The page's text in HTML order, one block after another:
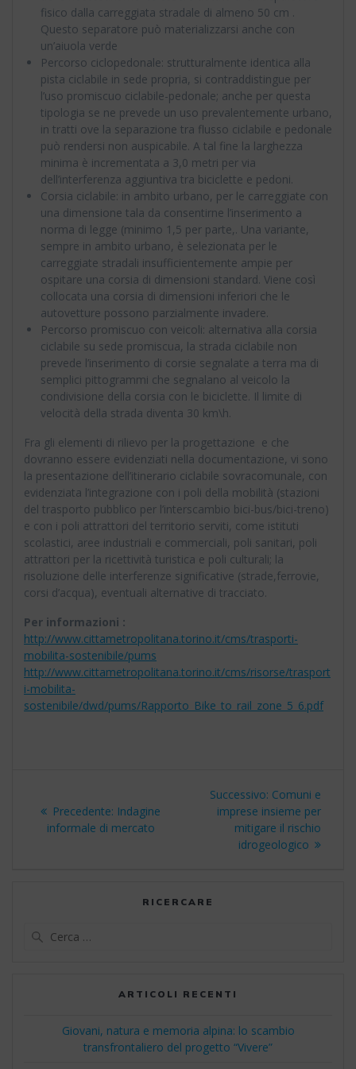
fisico dalla carreggiata stradale di almeno 50 cm .
Questo separatore può materializzarsi anche con
un’aiuola verde
Percorso ciclopedonale: strutturalmente identica alla
pista ciclabile in sede propria, si contraddistingue per
l’uso promiscuo ciclabile-pedonale; anche per questa
tipologia se ne prevede un uso prevalentemente urbano,
in tratti ove la separazione tra flusso ciclabile e pedonale
può rendersi non auspicabile. A tal fine la larghezza
minima è incrementata a 3,0 metri per via
dell’interferenza aggiuntiva tra biciclette e pedoni.
Corsia ciclabile: in ambito urbano, per le carreggiate con
una dimensione tala da consentirne l’inserimento a
norma di legge (minimo 1,5 per parte,. Una variante,
sempre in ambito urbano, è selezionata per le
carreggiate stradali insufficientemente ampie per
ospitare una corsia di dimensioni standard. Viene così
collocata una corsia di dimensioni inferiori che le
autovetture possono parzialmente invadere.
Percorso promiscuo con veicoli: alternativa alla corsia
ciclabile su sede promiscua, la strada ciclabile non
prevede l’inserimento di corsie segnalate a terra ma di
semplici pittogrammi che segnalano al veicolo la
condivisione della corsia con le biciclette. Il limite di
velocità della strada diventa 30 km\h.
Fra gli elementi di rilievo per la progettazione e che
dovranno essere evidenziati nella documentazione, vi sono
la presentazione dell’itinerario ciclabile sovracomunale, con
evidenziata l’integrazione con i poli della mobilità (stazioni
del trasporto pubblico per l’interscambio bici-bus/bici-treno)
e con i poli attrattori del territorio serviti, come istituti
scolastici, aree industriali e commerciali, poli sanitari, poli
attrattori per la ricettività turistica e poli culturali; la
risoluzione delle interferenze significative (strade,ferrovie,
corsi d’acqua), eventuali alternative di tracciato.
Per informazioni :
http://www.cittametropolitana.torino.it/cms/trasporti-
mobilita-sostenibile/pums
http://www.cittametropolitana.torino.it/cms/risorse/trasport
i-mobilita-
sostenibile/dwd/pums/Rapporto_Bike_to_rail_zone_5_6.pdf
articoli
Precedente: Articolo
precedente:
Indagine
informale di mercato
Successivo: Articolo
successivo:
Comuni e
imprese insieme per
mitigare il rischio
idrogeologico
RICERCARE
ARTICOLI RECENTI
Giovani, natura e memoria alpina: lo scambio
transfrontaliero del progetto “Vivere”